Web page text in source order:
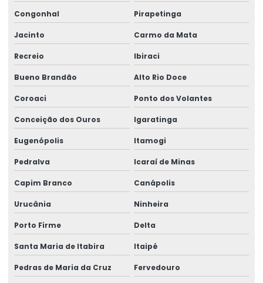
Congonhal Pirapetinga
Jacinto Carmo da Mata
Recreio Ibiraci
Bueno Brandão Alto Rio Doce
Coroaci Ponto dos Volantes
Conceição dos Ouros Igaratinga
Eugenópolis Itamogi
Pedralva Icaraí de Minas
Capim Branco Canápolis
Urucânia Ninheira
Porto Firme Delta
Santa Maria de Itabira Itaipé
Pedras de Maria da Cruz Fervedouro